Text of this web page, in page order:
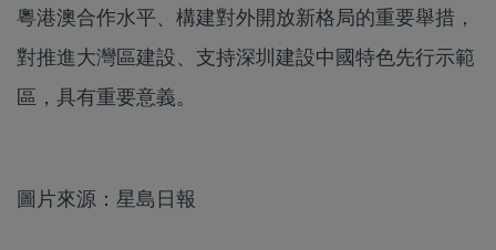
粵港澳合作水平、構建對外開放新格局的重要舉措，
對推進大灣區建設、支持深圳建設中國特色先行示範
區，具有重要意義。
圖片來源：星島日報